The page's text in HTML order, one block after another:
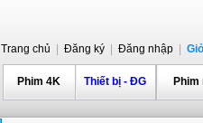
Trang chủ Đăng ký Đăng nhập
Phim 4K Thiết bị - ĐG